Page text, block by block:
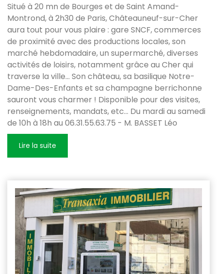
Situé à 20 mn de Bourges et de Saint Amand-
Montrond, à 2h30 de Paris, Châteauneuf-sur-Cher
aura tout pour vous plaire : gare SNCF, commerces
de proximité avec des productions locales, son
marché hebdomadaire, un supermarché, diverses
activités de loisirs, notamment grâce au Cher qui
traverse la ville... Son château, sa basilique Notre-
Dame-Des-Enfants et sa champagne berrichonne
sauront vous charmer ! Disponible pour des visites,
renseignements, mandats, etc... Du mardi au samedi
de 10h à 18h au 06.31.55.63.75 - M. BASSET Léo